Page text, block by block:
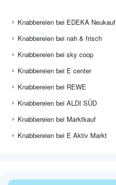
Knabbereien bei EDEKA Neukauf
Knabbereien bei nah & frisch
Knabbereien bei sky coop
Knabbereien bei E center
Knabbereien bei REWE
Knabbereien bei ALDI SÜD
Knabbereien bei Marktkauf
Knabbereien bei E Aktiv Markt